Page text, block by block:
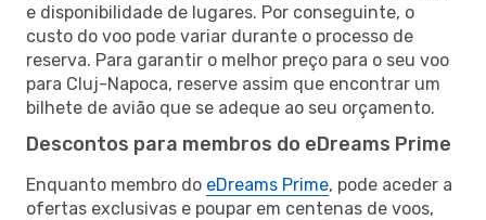
e disponibilidade de lugares. Por conseguinte, o
custo do voo pode variar durante o processo de
reserva. Para garantir o melhor preço para o seu voo
para Cluj-Napoca, reserve assim que encontrar um
bilhete de avião que se adeque ao seu orçamento.
Descontos para membros do eDreams Prime
Enquanto membro do eDreams Prime, pode aceder a
ofertas exclusivas e poupar em centenas de voos,